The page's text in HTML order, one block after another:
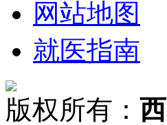
网站地图
就医指南
版权所有：